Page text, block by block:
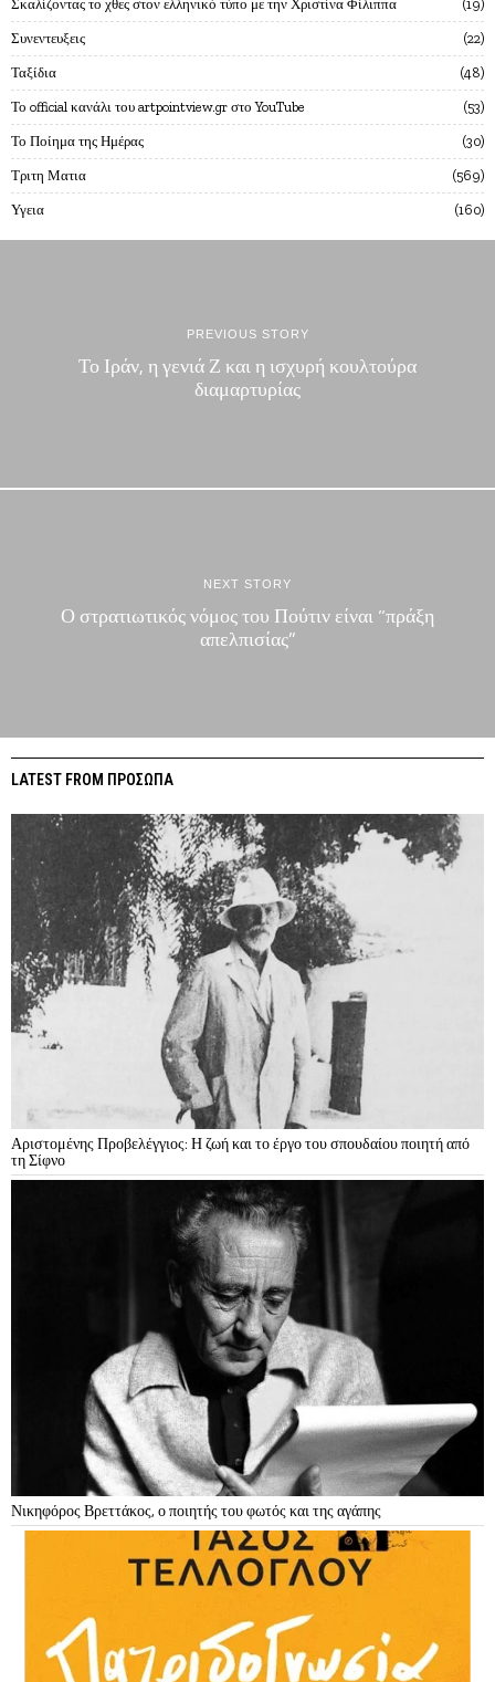
Σκαλίζοντας το χθες στον ελληνικό τύπο με την Χριστίνα Φίλιππα 19
Συνεντευξεις 22
Ταξίδια 48
Το official κανάλι του artpointview.gr στο YouTube 53
Το Ποίημα της Ημέρας 30
Τριτη Ματια 569
Υγεια 160
PREVIOUS STORY
Το Ιράν, η γενιά Ζ και η ισχυρή κουλτούρα
διαμαρτυρίας
NEXT STORY
Ο στρατιωτικός νόμος του Πούτιν είναι “πράξη
απελπισίας”
LATEST FROM ΠΡΟΣΩΠΑ
Αριστομένης Προβελέγγιος: Η ζωή και το έργο του σπουδαίου ποιητή από
τη Σίφνο
Νικηφόρος Βρεττάκος, ο ποιητής του φωτός και της αγάπης